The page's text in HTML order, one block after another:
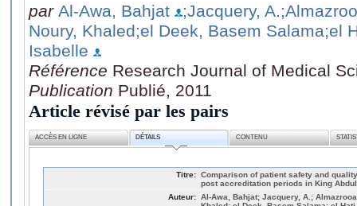
par Al-Awa, Bahjat ;Jacquery, A.
Noury, Khaled;el Deek, Basem Salama;el
Isabelle
Référence Research Journal of Medical
Publication Publié, 2011
Article révisé par les pairs
ACCÈS EN LIGNE DÉTAILS CONTENU
Titre: Comparison of patient safety and
post accreditation periods in King
Auteur: Al-Awa, Bahjat; Jacquery, A.;